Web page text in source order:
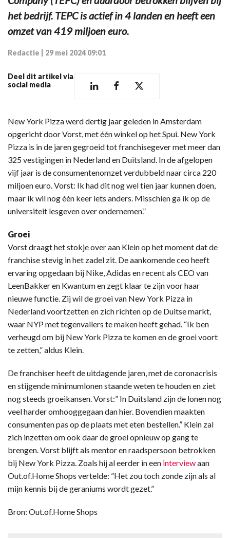
het bedrijf. TEPC is actief in 4 landen en heeft een
omzet van 419 miljoen euro.
Redactie 29 mei 2024 09:01
Deel dit artikel via
social media
New York Pizza werd dertig jaar geleden in Amsterdam
opgericht door Vorst, met één winkel op het Spui. New York
Pizza is in de jaren gegroeid tot franchisegever met meer dan
325 vestigingen in Nederland en Duitsland. In de afgelopen
vijf jaar is de consumentenomzet verdubbeld naar circa 220
miljoen euro. Vorst: Ik had dit nog wel tien jaar kunnen doen,
maar ik wil nog één keer iets anders. Misschien ga ik op de
universiteit lesgeven over ondernemen.”
Groei
Vorst draagt het stokje over aan Klein op het moment dat de
franchise stevig in het zadel zit. De aankomende ceo heeft
ervaring opgedaan bij Nike, Adidas en recent als CEO van
LeenBakker en Kwantum en zegt klaar te zijn voor haar
nieuwe functie. Zij wil de groei van New York Pizza in
Nederland voortzetten en zich richten op de Duitse markt,
waar NYP met tegenvallers te maken heeft gehad. “Ik ben
verheugd om bij New York Pizza te komen en de groei voort
te zetten,” aldus Klein.
De franchiser heeft de uitdagende jaren, met de coronacrisis
en stijgende minimumlonen staande weten te houden en ziet
nog steeds groeikansen. Vorst:” In Duitsland zijn de lonen nog
veel harder omhooggegaan dan hier. Bovendien maakten
consumenten pas op de plaats met eten bestellen.” Klein zal
zich inzetten om ook daar de groei opnieuw op gang te
brengen. Vorst blijft als mentor en raadspersoon betrokken
bij New York Pizza. Zoals hij al eerder in een interviewaan
Out.of.Home Shops vertelde: ”Het zou toch zonde zijn als al
mijn kennis bij de geraniums wordt gezet.”
Bron: Out.of.Home Shops